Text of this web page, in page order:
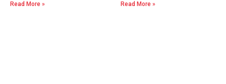
Read More » Read More »